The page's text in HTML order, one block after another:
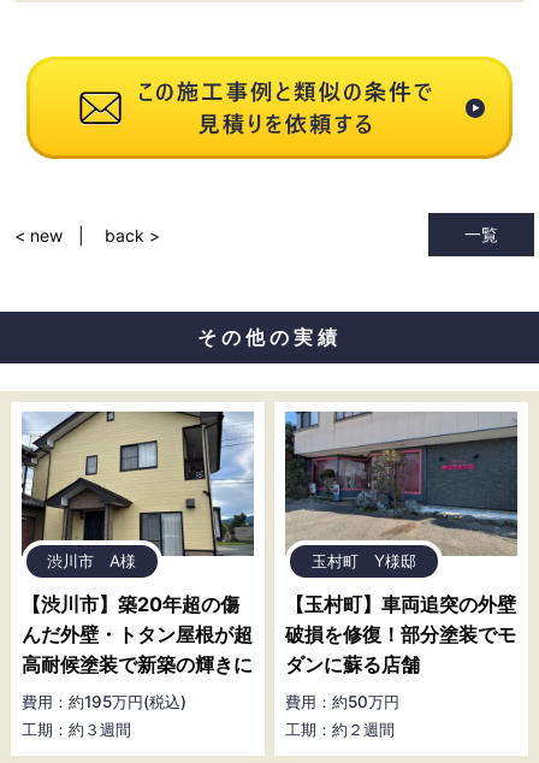
一覧
< new back >
その他の実績
渋川市 A様
【渋川市】築20年超の傷
んだ外壁・トタン屋根が超
高耐候塗装で新築の輝きに
費用：約195万円(税込)
工期：約３週間
玉村町 Y様邸
【玉村町】車両追突の外壁
破損を修復！部分塗装でモ
ダンに蘇る店舗
費用：約50万円
工期：約２週間